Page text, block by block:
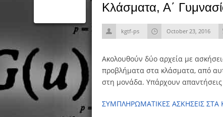
Κλάσματα, Α΄
kgtf-ps October 23, 2016
Ακολουθούν δύο αρχεία με
προβλήματα στα κλάσματα, από
στη μονάδα. Υπάρχουν
ΣΥΜΠΛΗΡΩΜΑΤΙΚΕΣ ΑΣΚΗΣΕΙΣ ΣΤΑ